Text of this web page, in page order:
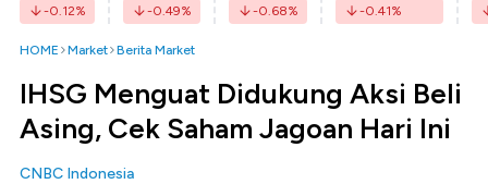
-0.12% -0.49% -0.68% -0.41%
HOME Market Berita Market
IHSG Menguat Didukung Aksi Beli
Asing, Cek Saham Jagoan Hari Ini
CNBC Indonesia